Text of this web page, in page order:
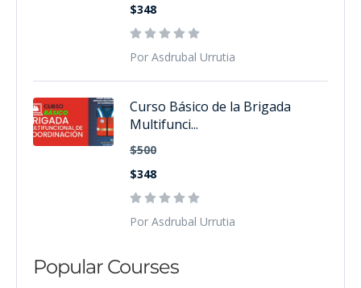
$348
Por Asdrubal Urrutia
Curso Básico de la Brigada
Multifunci...
$500
$348
Por Asdrubal Urrutia
Popular Courses